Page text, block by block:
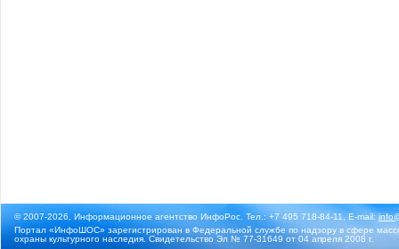
© 2007-2026, Информационное агентство ИнфоРос. Тел.: +7 495 718-84-11, E-mail:
Портал «ИнфоШОС» зарегистрирован в Федеральной службе по надзору в сфере
охраны культурного наследия. Свидетельство Эл № 77-31649 от 04 апреля 2008 г.